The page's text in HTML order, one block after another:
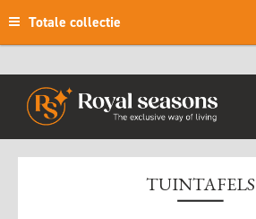
Totale collectie
TUINTAFELS